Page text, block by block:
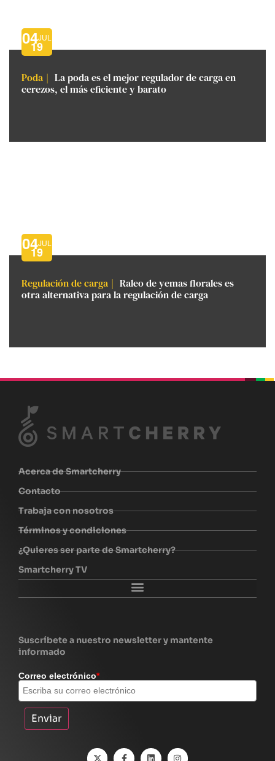
04JUL
19
Poda
La poda es el mejor regulador de carga en
cerezos, el más eficiente y barato
04JUL
19
Regulación de carga
Raleo de yemas florales es
otra alternativa para la regulación de carga
Acerca de Smartcherry
Contacto
Trabaja con nosotros
Términos y condiciones
¿Quieres ser parte de Smartcherry?
Smartcherry TV
Suscríbete a nuestro newsletter y mantente
informado
Correo electrónico*